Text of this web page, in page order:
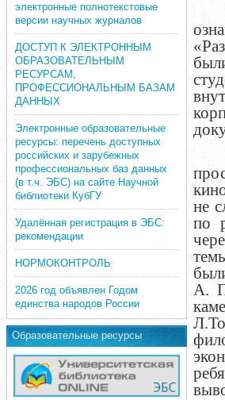
электронные полнотекстовые
версии научных журналов
ДОСТУП К ЭЛЕКТРОННЫМ
ОБРАЗОВАТЕЛЬНЫМ
РЕСУРСАМ,
ПРОФЕССИОНАЛЬНЫМ БАЗАМ
ДАННЫХ
Электронные образовательные
ресурсы: перечень доступных
российских и зарубежных
профессиональных баз данных
(в т.ч. ЭБС) на сайте Научной
библиотеки КубГУ
Удалённая регистрация в ЭБС:
рекомендации
НОРМОКОНТРОЛЬ
2026 год объявлен Годом
единства народов России
Образовательные ресурсы
не
по
А.